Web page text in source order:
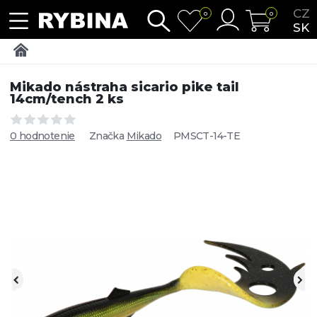
CZ
SK
0 0
Mikado nástraha sicario pike tail
14cm/tench 2 ks
0 hodnotenie Značka Mikado PMSCT-14-TE